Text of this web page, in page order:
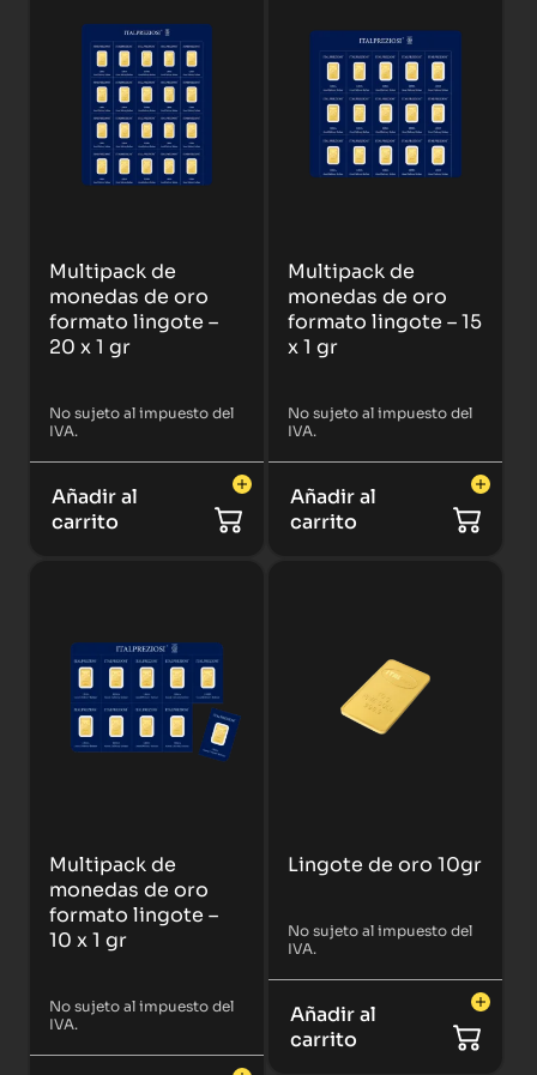
Multipack de
monedas de oro
formato lingote –
20 x 1 gr
No sujeto al impuesto del
IVA.
Añadir al
carrito
Multipack de
monedas de oro
formato lingote – 15
x 1 gr
No sujeto al impuesto del
IVA.
Añadir al
carrito
Multipack de
monedas de oro
formato lingote –
10 x 1 gr
No sujeto al impuesto del
IVA.
Lingote de oro 10gr
No sujeto al impuesto del
IVA.
Añadir al
carrito